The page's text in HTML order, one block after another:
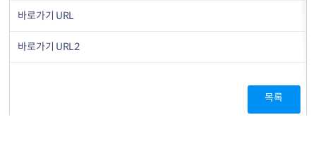
바로가기 URL
바로가기 URL2
목록